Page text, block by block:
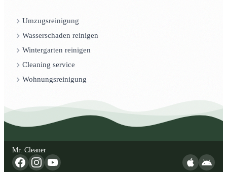
Umzugsreinigung
Wasserschaden reinigen
Wintergarten reinigen
Cleaning service
Wohnungsreinigung
Mr. Cleaner